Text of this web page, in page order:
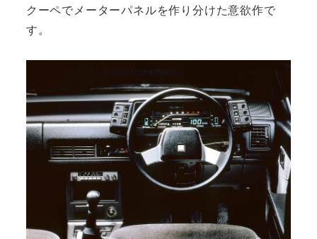
クーペでメーターパネルを作り分けた意欲作で
す。